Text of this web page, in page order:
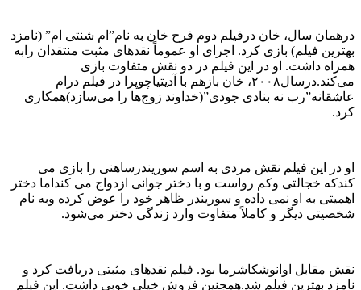
درهمان سال، خان درفیلم دوم فرح خان به نام”ام شنتی ام” (نامزد
بهترین فیلم) بازی کرد. اجرای او عموماً نقدهای مثبت منتقدان رابه
همراه داشت. او در این فیلم در دو نقش متفاوت بازی
می‌کند.درسال۲۰۰۸، خان بازهم با آدیتیاچوپرا در فیلم درام
عاشقانه”رب نه بنادی جودی”(خداوند زوج‌ها را می‌سازد)همکاری
کرد.
او در این فیلم نقش مردی به اسم سوریندرساهنی را بازی می
کندکه خجالتی وکم رواست و با دختر جوانی ازدواج می کنداما دختر
اهمیتی به او نمی داده و سوریندر ظاهر خود را عوض کرده وبه نام
شخصیتی دیگر و کاملاً متفاوت وارد زندگی دختر می‌شود.
نقش مقابل اوانوشکاشرما بود. فیلم نقدهای مثبتی دریافت کرد و
نامزد بهترین فیلم شد.همچنین فروش خیلی خوبی داشت. این فیلم